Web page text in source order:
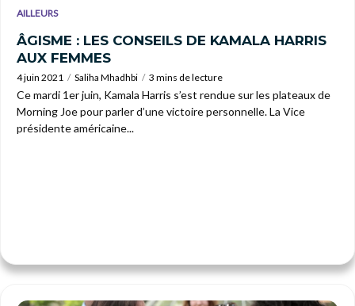
AILLEURS
ÂGISME : LES CONSEILS DE KAMALA HARRIS
AUX FEMMES
4 juin 2021 Saliha Mhadhbi 3 mins de lecture
Ce mardi 1er juin, Kamala Harris s’est rendue sur les plateaux de
Morning Joe pour parler d’une victoire personnelle. La Vice
présidente américaine...